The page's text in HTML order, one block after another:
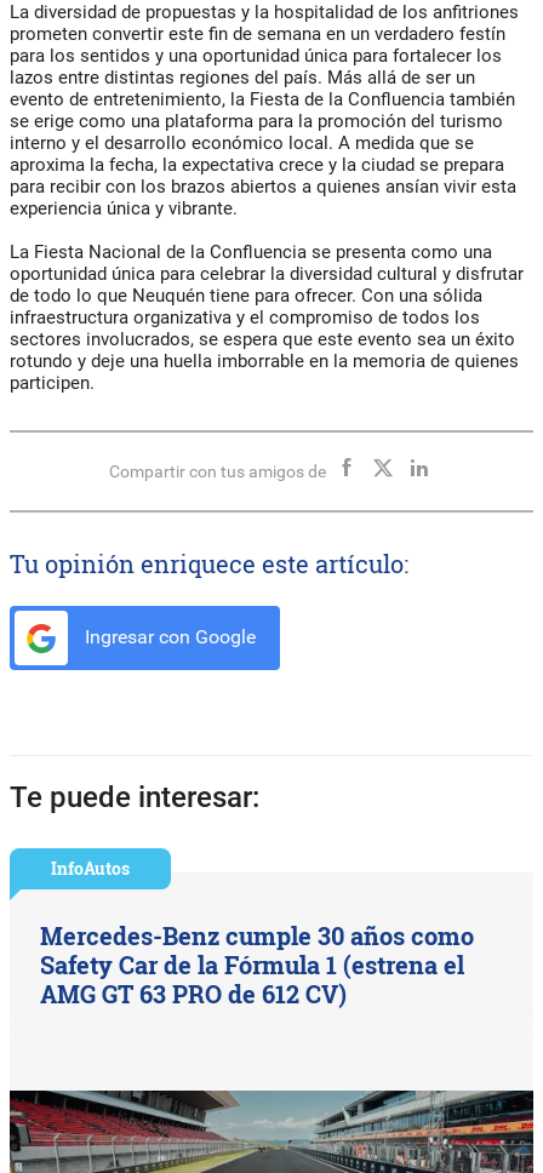
La diversidad de propuestas y la hospitalidad de los anfitriones
prometen convertir este fin de semana en un verdadero festín
para los sentidos y una oportunidad única para fortalecer los
lazos entre distintas regiones del país. Más allá de ser un
evento de entretenimiento, la Fiesta de la Confluencia también
se erige como una plataforma para la promoción del turismo
interno y el desarrollo económico local. A medida que se
aproxima la fecha, la expectativa crece y la ciudad se prepara
para recibir con los brazos abiertos a quienes ansían vivir esta
experiencia única y vibrante.
La Fiesta Nacional de la Confluencia se presenta como una
oportunidad única para celebrar la diversidad cultural y disfrutar
de todo lo que Neuquén tiene para ofrecer. Con una sólida
infraestructura organizativa y el compromiso de todos los
sectores involucrados, se espera que este evento sea un éxito
rotundo y deje una huella imborrable en la memoria de quienes
participen.
Compartir con tus amigos de
Tu opinión enriquece este artículo:
Ingresar con Google
Te puede interesar:
InfoAutos
Mercedes-Benz cumple 30 años como
Safety Car de la Fórmula 1 (estrena el
AMG GT 63 PRO de 612 CV)